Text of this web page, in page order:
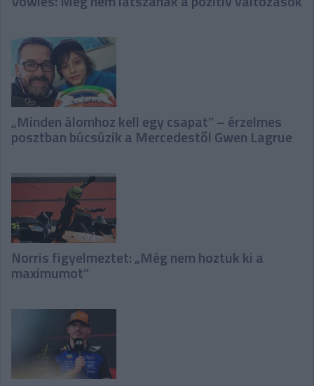
„Minden álomhoz kell egy csapat” – érzelmes
posztban búcsúzik a Mercedestől Gwen Lagrue
Norris figyelmeztet: „Még nem hoztuk ki a
maximumot”